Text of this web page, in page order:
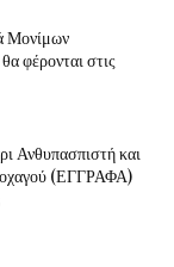
Μονίμων
φέρονται στις
Ανθυπασπιστή και
(ΕΓΓΡΑΦΑ)